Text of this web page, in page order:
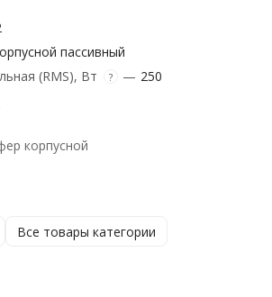
пассивный
(RMS), Вт
? — 250
корпусной
Все товары категории